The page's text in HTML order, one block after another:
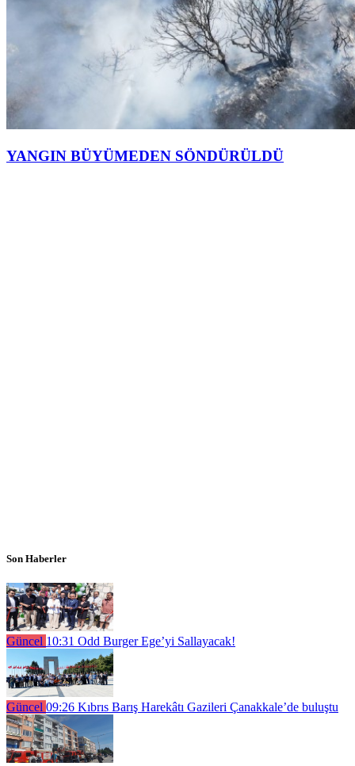
YANGIN BÜYÜMEDEN SÖNDÜRÜLDÜ
Son Haberler
Güncel 10:31 Odd Burger Ege’yi Sallayacak!
Güncel 09:26 Kıbrıs Barış Harekâtı Gazileri Çanakkale’de buluştu